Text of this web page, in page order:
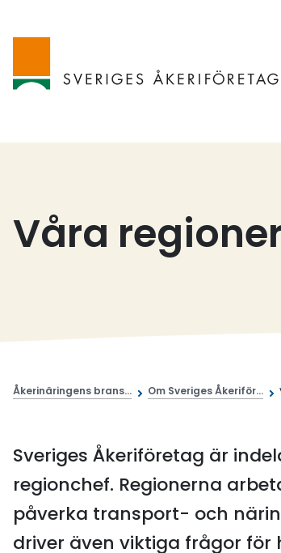
Våra
Åkerinäringens brans... Om Sveriges Åkeriför...
Sveriges Åkeriföretag är
regionchef. Regionerna
påverka transport- och
driver även viktiga frågor för